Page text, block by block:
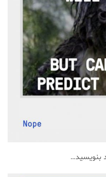
بنویسید…